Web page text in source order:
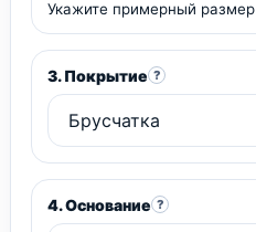
Укажите примерный размер
3. Покрытие ?
4. Основание ?